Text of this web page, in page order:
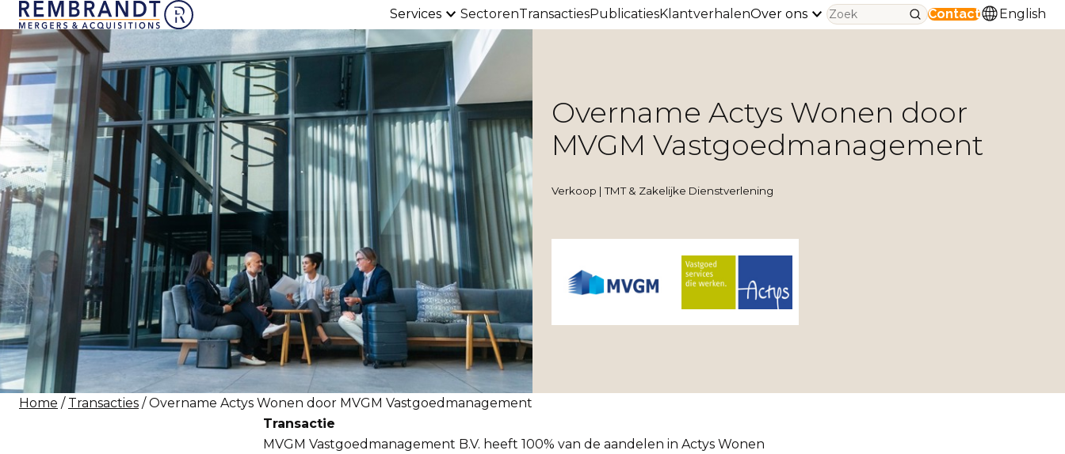
Services SectorenTransactiesPublicatiesKlantverhalenOver ons Contact English
Overname Actys Wonen door
MVGM Vastgoedmanagement
Verkoop | TMT & Zakelijke Dienstverlening
Home / Transacties / Overname Actys Wonen door MVGM Vastgoedmanagement
Transactie
MVGM Vastgoedmanagement B.V. heeft 100% van de aandelen in Actys Wonen